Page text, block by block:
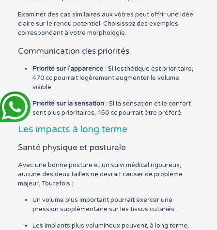
Examiner des cas similaires aux vôtres peut offrir une idée
claire sur le rendu potentiel. Choisissez des exemples
correspondant à votre morphologie.
Communication des priorités
Priorité sur l’apparence: Si l’esthétique est prioritaire,
470 cc pourrait légèrement augmenter le volume
visible.
Priorité sur la sensation: Si la sensation et le confort
sont plus prioritaires, 450 cc pourrait être préféré.
Les impacts à long terme
Santé physique et posturale
Avec une bonne posture et un suivi médical rigoureux,
aucune des deux tailles ne devrait causer de problème
majeur. Toutefois :
Un volume plus important pourrait exercer une
pression supplémentaire sur les tissus cutanés.
Les implants plus volumineux peuvent, à long terme,